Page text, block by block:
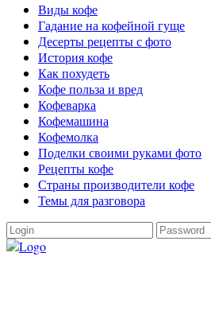
Виды кофе
Гадание на кофейной гуще
Десерты рецепты с фото
История кофе
Как похудеть
Кофе польза и вред
Кофеварка
Кофемашина
Кофемолка
Поделки своими руками фото
Рецепты кофе
Страны производители кофе
Темы для разговора